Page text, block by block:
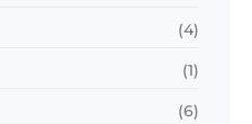
(4)
(1)
(6)